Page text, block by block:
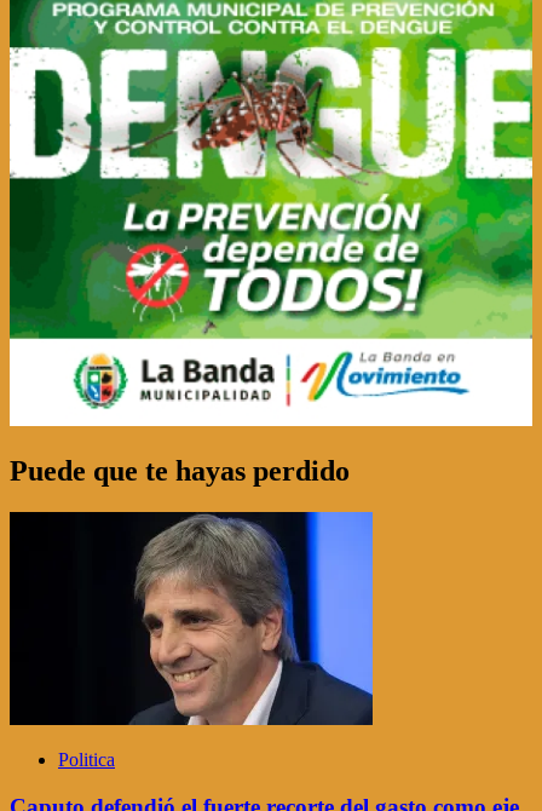
Puede que te hayas perdido
Politica